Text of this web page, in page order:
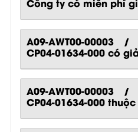
A09-AWT00-00003 /
CP04-01634-000 có
A09-AWT00-00003 /
CP04-01634-000